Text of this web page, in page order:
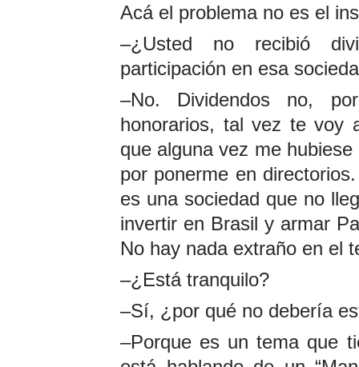
Acá el problema no es el
–¿Usted no recibió
participación en esa
–No. Dividendos no,
honorarios, tal vez te voy
que alguna vez me
por ponerme en
es una sociedad que no
invertir en Brasil y armar
No hay nada extraño en el
–¿Está tranquilo?
–Sí, ¿por qué no debería
–Porque es un tema que